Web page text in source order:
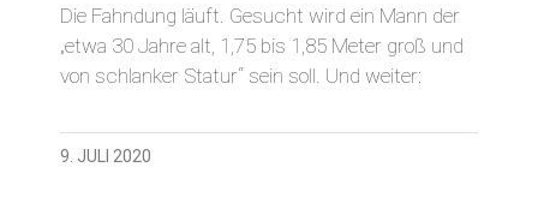
Die Fahndung läuft. Gesucht wird ein Mann der
„etwa 30 Jahre alt, 1,75 bis 1,85 Meter groß und
von schlanker Statur“ sein soll. Und weiter:
9. JULI 2020